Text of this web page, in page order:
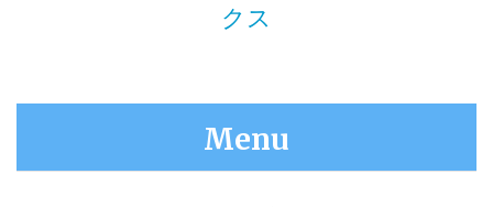
クス
Menu